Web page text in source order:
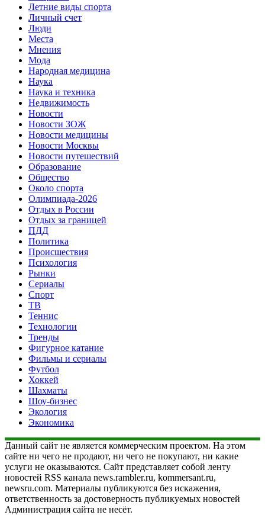
Летние виды спорта
Личный счет
Люди
Места
Мнения
Мода
Народная медицина
Наука
Наука и техника
Недвижимость
Новости
Новости ЗОЖ
Новости медицины
Новости Москвы
Новости путешествий
Образование
Общество
Около спорта
Олимпиада-2026
Отдых в России
Отдых за границей
ПДД
Политика
Происшествия
Психология
Рынки
Сериалы
Спорт
ТВ
Теннис
Технологии
Тренды
Фигурное катание
Фильмы и сериалы
Футбол
Хоккей
Шахматы
Шоу-бизнес
Экология
Экономика
Данный сайт не является коммерческим проектом. На этом
сайте ни чего не продают, ни чего не покупают, ни какие
услуги не оказываются. Сайт представляет собой ленту
новостей RSS канала news.rambler.ru, kommersant.ru,
newsru.com. Материалы публикуются без искажения,
ответственность за достоверность публикуемых новостей
Администрация сайта не несёт.